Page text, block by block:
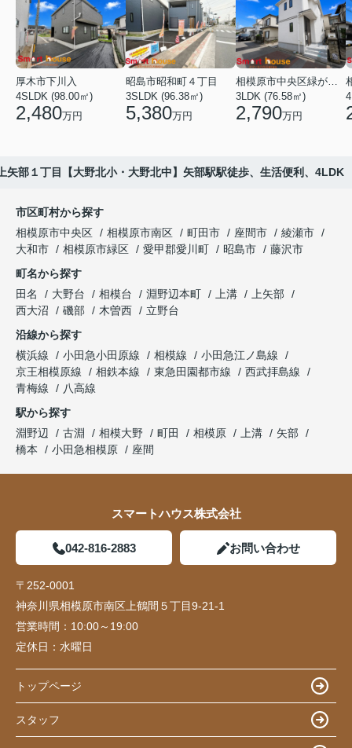
厚木市下川入
4SLDK (98.00㎡)
2,480万円
昭島市昭和町４丁目
3SLDK (96.38㎡)
5,380万円
相模原市中央区緑が丘１丁目
3LDK (76.58㎡)
2,790万円
矢部１丁目【大野北小・大野北中】矢部駅駅徒歩、生活便利、4LDK
市区町村から探す
相模原市中央区
相模原市南区 町田市 座間市
綾瀬市
大和市
相模原市緑区 愛甲郡愛川町 昭島市
藤沢市
町名から探す
田名
大野台 相模台 淵野辺本町 上溝
上矢部
西大沼
磯部 木曽西
立野台
沿線から探す
横浜線
小田急小田原線 相模線
小田急江ノ島線
京王相模原線
相鉄本線 東急田園都市線
西武拝島線
青梅線
八高線
駅から探す
淵野辺
古淵 相模大野 町田 相模原 上溝
矢部
橋本
小田急相模原 座間
スマートハウス株式会社
042-816-2883 お問い合わせ
〒252-0001
神奈川県相模原市南区上鶴間５丁目9-21-1
営業時間： 10:00～19:00
定休日： 水曜日
トップページ
スタッフ